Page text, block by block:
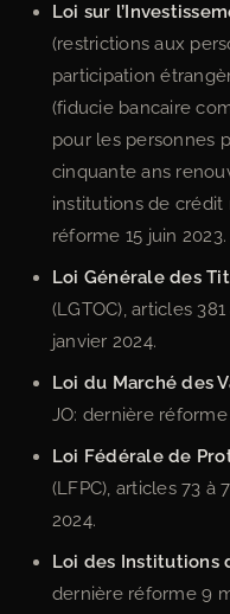
Loi sur
(restrictions aux
participation
(fiducie bancaire
pour les personnes
cinquante ans
institutions de crédit
réforme 15 juin 2023.
Loi Générale des
(LGTOC), articles
janvier 2024.
Loi du Marché des
JO: dernière réforme
Loi Fédérale de
(LFPC), articles 73 à
2024.
Loi des Institutions
dernière réforme 9